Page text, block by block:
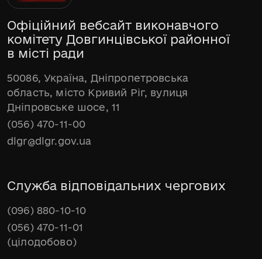
Офіційний вебсайт виконавчого
комітету Довгинцівської районної
в місті ради
50086, Україна, Дніпропетровська
область, місто Кривий Ріг, вулиця
Дніпровське шосе, 11
(056) 470-11-00
dlgr@dlgr.gov.ua
Служба відповідальних чергових
(096) 880-10-10
(056) 470-11-01
(цілодобово)